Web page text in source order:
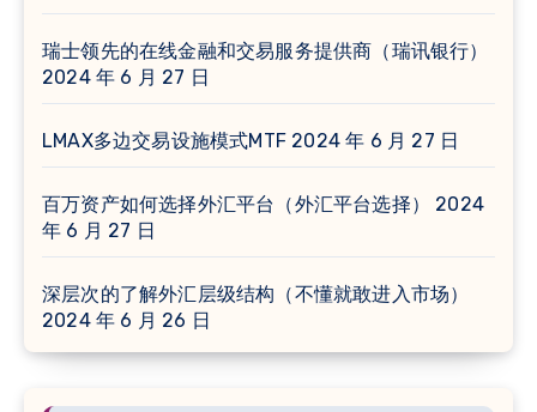
瑞士领先的在线金融和交易服务提供商（瑞讯银行）
2024 年 6 月 27 日
LMAX多边交易设施模式MTF 2024 年 6 月 27 日
百万资产如何选择外汇平台（外汇平台选择）
2024
年 6 月 27 日
深层次的了解外汇层级结构（不懂就敢进入市场）
2024 年 6 月 26 日